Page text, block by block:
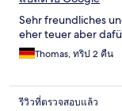
Sehr freundliches
eher teuer aber
Thomas, ทริป 2 คืน
รีวิวที่ตรวจสอบแล้ว